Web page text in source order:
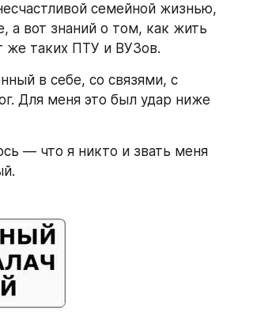
семейной жизнью,
а вот знаний о том, как жить
же таких ПТУ и ВУЗов.
в себе, со связями, с
Для меня это был удар ниже
— что я никто и звать меня